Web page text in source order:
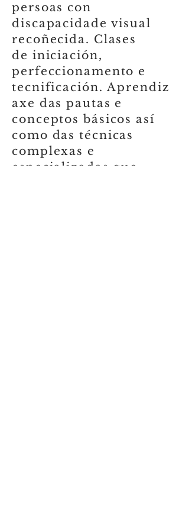
persoas con
discapacidade visual
recoñecida. Clases
de iniciación,
perfeccionamento e
tecnificación. Aprendiz
axe das pautas e
conceptos básicos así
como das técnicas
complexas e
especializadas que